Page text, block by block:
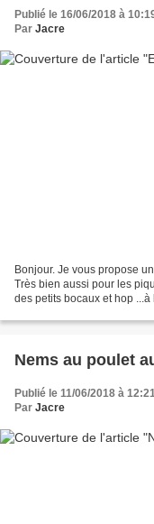
Publié le 16/06/2018 à
Par Jacre
Bonjour. Je vous propose
Très bien aussi pour les
des petits bocaux et hop
Nems au poulet
Publié le 11/06/2018 à
Par Jacre